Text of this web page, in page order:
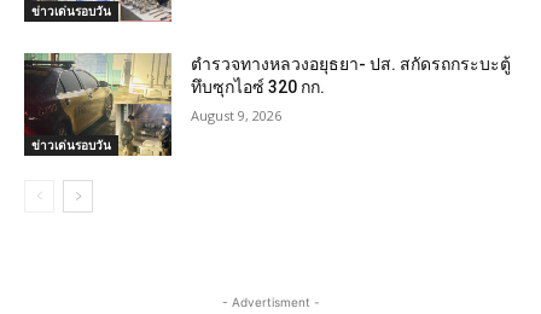
ข่าวเด่นรอบวัน
ข่าวเด่นรอบวัน
ตำรวจทางหลวงอยุธยา- ปส. สกัดรถกระบะตู้
ทึบซุกไอซ์ 320 กก.
August 9, 2026
- Advertisment -